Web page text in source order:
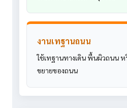
งานเทฐานถนน
ใช้เทฐานทางเดิน พื้นผิวถนน
ขยายของถนน